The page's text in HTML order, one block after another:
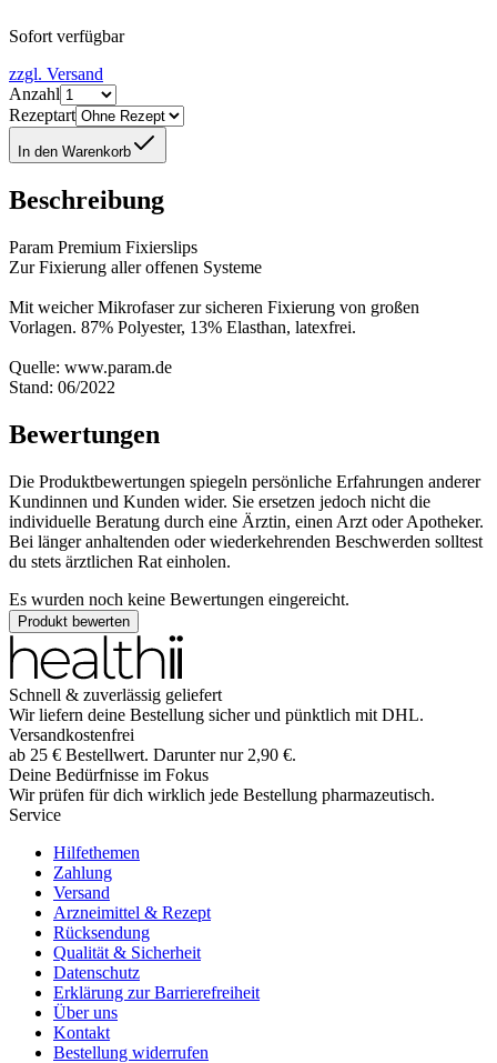
Sofort verfügbar
zzgl. Versand
Anzahl
Rezeptart
In den Warenkorb
Beschreibung
Param Premium Fixierslips
Zur Fixierung aller offenen Systeme
Mit weicher Mikrofaser zur sicheren Fixierung von großen
Vorlagen. 87% Polyester, 13% Elasthan, latexfrei.
Quelle: www.param.de
Stand: 06/2022
Bewertungen
Die Produktbewertungen spiegeln persönliche Erfahrungen anderer
Kundinnen und Kunden wider. Sie ersetzen jedoch nicht die
individuelle Beratung durch eine Ärztin, einen Arzt oder Apotheker.
Bei länger anhaltenden oder wiederkehrenden Beschwerden solltest
du stets ärztlichen Rat einholen.
Es wurden noch keine Bewertungen eingereicht.
Produkt bewerten
Schnell & zuverlässig geliefert
Wir liefern deine Bestellung sicher und pünktlich mit DHL.
Versandkostenfrei
ab 25 € Bestellwert. Darunter nur 2,90 €.
Deine Bedürfnisse im Fokus
Wir prüfen für dich wirklich jede Bestellung pharmazeutisch.
Service
Hilfethemen
Zahlung
Versand
Arzneimittel & Rezept
Rücksendung
Qualität & Sicherheit
Datenschutz
Erklärung zur Barrierefreiheit
Über uns
Kontakt
Bestellung widerrufen